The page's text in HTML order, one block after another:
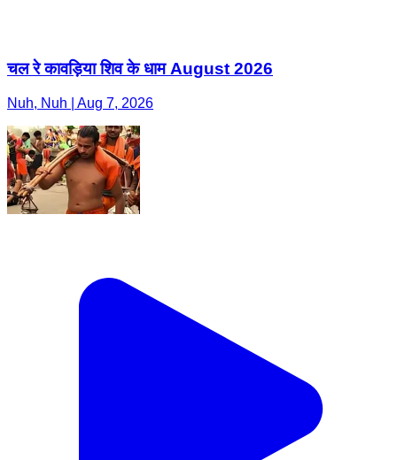
चल रे कावड़िया शिव के धाम August 2026
Nuh, Nuh | Aug 7, 2026